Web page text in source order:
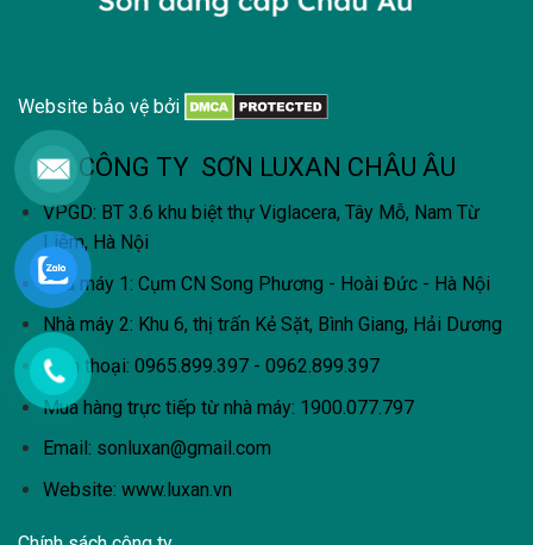
Website bảo vệ bởi
CÔNG TY SƠN LUXAN CHÂU ÂU
VPGD: BT 3.6 khu biệt thự Viglacera, Tây Mỗ, Nam Từ
Liêm, Hà Nội
Nhà máy 1: Cụm CN Song Phương - Hoài Đức - Hà Nội
Nhà máy 2: Khu 6, thị trấn Kẻ Sặt, Bình Giang, Hải Dương
Điện thoại: 0965.899.397 - 0962.899.397
Mua hàng trực tiếp từ nhà máy: 1900.077.797
Email: sonluxan@gmail.com
Website: www.luxan.vn